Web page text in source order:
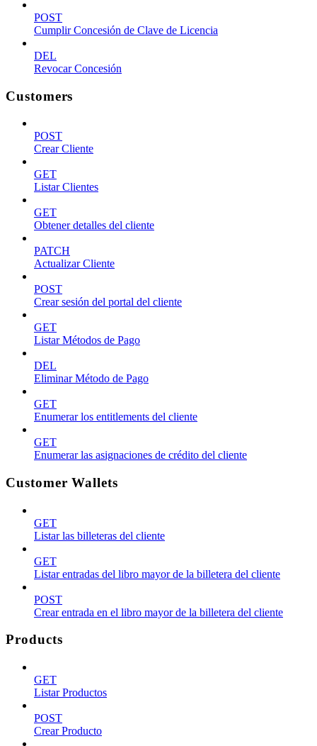
POST
Cumplir Concesión de Clave de Licencia
DEL
Revocar Concesión
Customers
POST
Crear Cliente
GET
Listar Clientes
GET
Obtener detalles del cliente
PATCH
Actualizar Cliente
POST
Crear sesión del portal del cliente
GET
Listar Métodos de Pago
DEL
Eliminar Método de Pago
GET
Enumerar los entitlements del cliente
GET
Enumerar las asignaciones de crédito del cliente
Customer Wallets
GET
Listar las billeteras del cliente
GET
Listar entradas del libro mayor de la billetera del cliente
POST
Crear entrada en el libro mayor de la billetera del cliente
Products
GET
Listar Productos
POST
Crear Producto